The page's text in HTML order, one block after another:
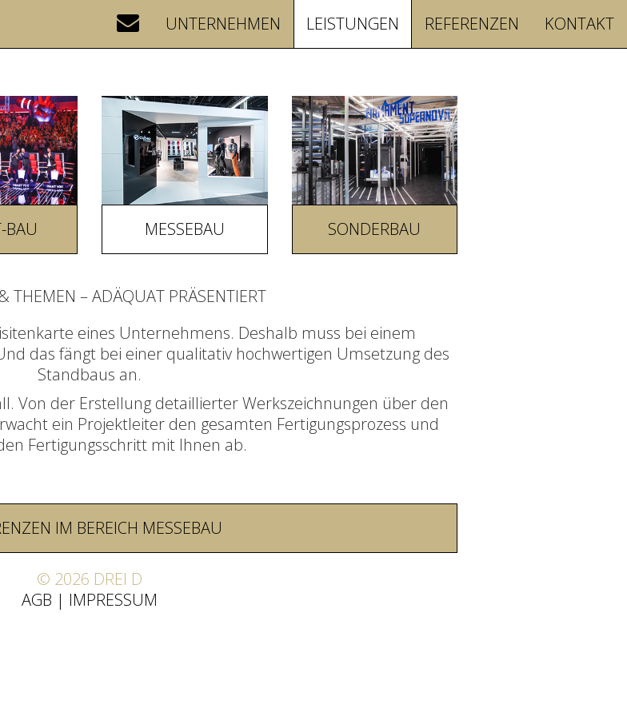
UNTERNEHMEN LEISTUNGEN REFERENZEN KONTAKT
BAU MESSEBAU SONDERBAU
THEMEN – ADÄQUAT PRÄSENTIERT
eines Unternehmens. Deshalb muss bei einem
das fängt bei einer qualitativ hochwertigen Umsetzung des
Standbaus an.
Von der Erstellung detaillierter Werkszeichnungen über den
ein Projektleiter den gesamten Fertigungsprozess und
Fertigungsschritt mit Ihnen ab.
IM BEREICH MESSEBAU
© 2026 DREI D
AGB
IMPRESSUM